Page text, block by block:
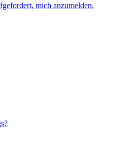
mich anzumelden.